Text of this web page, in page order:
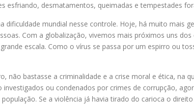
esfriando, desmatamentos, queimadas e tempestades
dificuldade mundial nesse controle. Hoje, há muito mais
Com a globalização, vivemos mais próximos uns
escala. Como o vírus se passa por um espirro ou
não bastasse a criminalidade e a crise moral e ética, na
investigados ou condenados por crimes de corrupção,
Se a violência já havia tirado do carioca o